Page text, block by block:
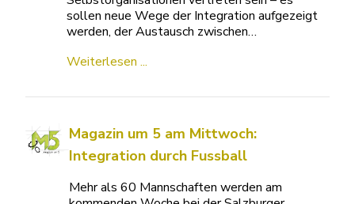
sollen neue Wege der Integration aufgezeigt
werden, der Austausch zwischen…
Weiterlesen ...
Magazin um 5 am Mittwoch:
Integration durch Fussball
Mehr als 60 Mannschaften werden am